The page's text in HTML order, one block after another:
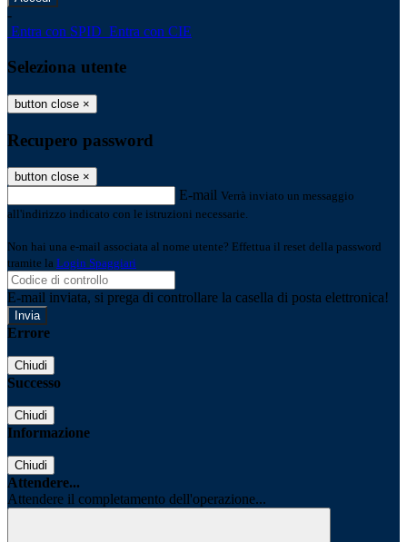
-
Entra con SPID Entra con CIE
Seleziona utente
button close ×
Recupero password
button close ×
E-mail Verrà inviato un messaggio
all'indirizzo indicato con le istruzioni necessarie.
Non hai una e-mail associata al nome utente? Effettua il reset della password
tramite la Login Spaggiari
E-mail inviata, si prega di controllare la casella di posta elettronica!
Errore
Chiudi
Successo
Chiudi
Informazione
Chiudi
Attendere...
Attendere il completamento dell'operazione...